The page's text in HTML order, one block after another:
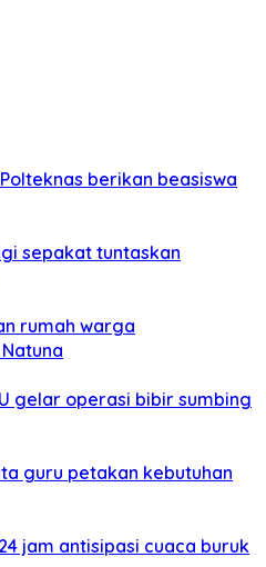
berikan beasiswa
sepakat tuntaskan
rumah warga
gelar operasi bibir sumbing
guru petakan kebutuhan
jam antisipasi cuaca buruk